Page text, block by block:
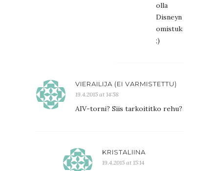
olla
Disneyn
omistuksessa
;)
VIERAILIJA (EI VARMISTETTU)
19.4.2015 at 14:58
AIV-torni? Siis tarkoititko rehu?
KRISTALIINA
19.4.2015 at 15:14